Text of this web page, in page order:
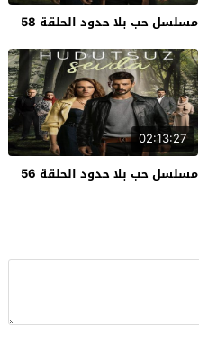
مسلسل حب بلا حدود الحلقة 58
02:13:27
مسلسل حب بلا حدود الحلقة 56